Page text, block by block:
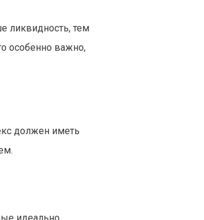
ликвидность, тем
особенно важно,
должен иметь